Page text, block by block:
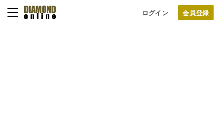
ログイン